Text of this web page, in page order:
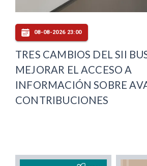
08-08-2026 23:00
TRES CAMBIOS DEL SII
MEJORAR EL ACCESO A
INFORMACIÓN SOBRE
CONTRIBUCIONES